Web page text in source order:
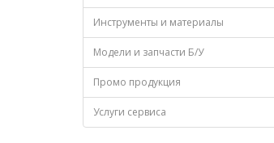
Инструменты и материалы
Модели и запчасти Б/У
Промо продукция
Услуги сервиса